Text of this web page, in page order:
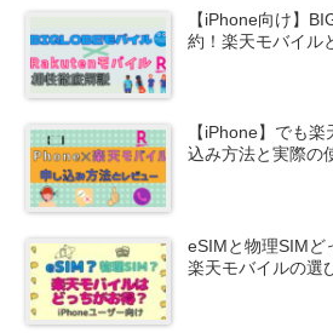
【iPhone向け】
約！楽天モバイル
【iPhone】でも
込み方法と実際の
eSIMと物理SIMど
楽天モバイルの選